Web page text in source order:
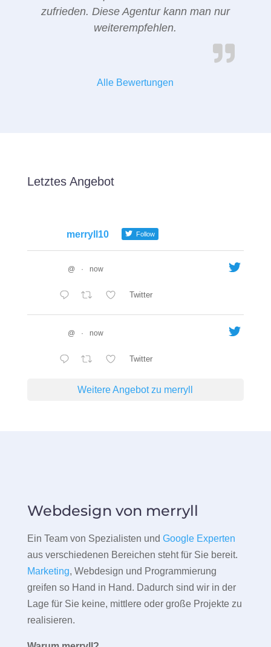
zufrieden. Diese Agentur kann man nur
weiterempfehlen.
Alle Bewertungen
Letztes Angebot
merryll10 Follow
@ · now
Twitter
@ · now
Twitter
Weitere Angebot zu merryll
Webdesign von merryll
Ein Team von Spezialisten und Google Experten
aus verschiedenen Bereichen steht für Sie bereit.
Marketing, Webdesign und Programmierung
greifen so Hand in Hand. Dadurch sind wir in der
Lage für Sie keine, mittlere oder große Projekte zu
realisieren.